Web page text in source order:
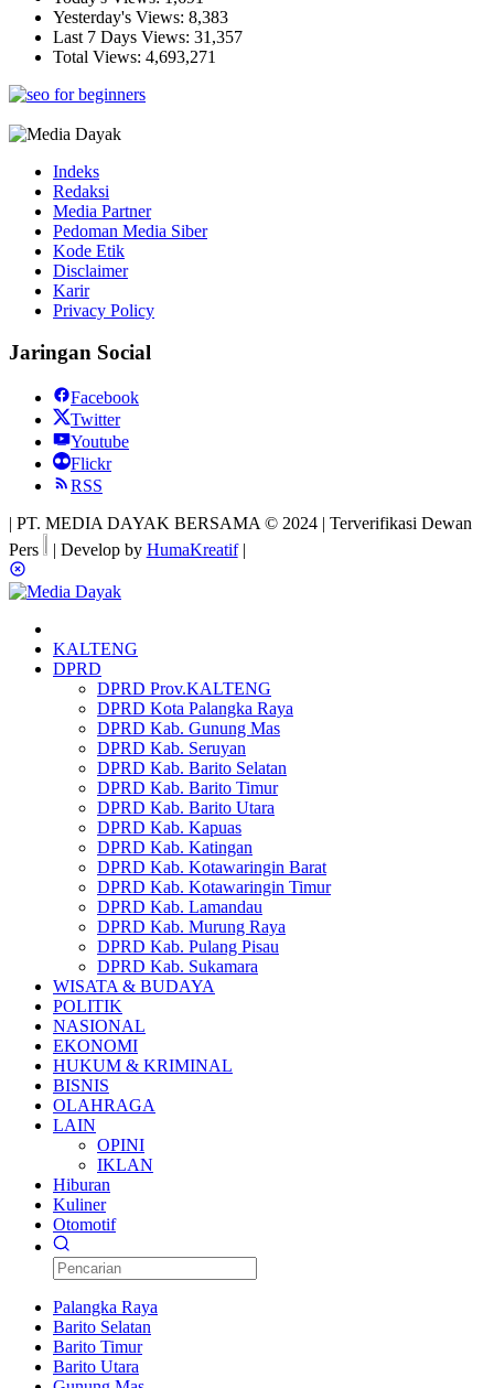
Yesterday's Views: 8,383
Last 7 Days Views: 31,357
Total Views: 4,693,271
Indeks
Redaksi
Media Partner
Pedoman Media Siber
Kode Etik
Disclaimer
Karir
Privacy Policy
Jaringan Social
Facebook
Twitter
Youtube
Flickr
RSS
| PT. MEDIA DAYAK BERSAMA © 2024 | Terverifikasi Dewan
Pers
| Develop by HumaKreatif|
KALTENG
DPRD
DPRD Prov.KALTENG
DPRD Kota Palangka Raya
DPRD Kab. Gunung Mas
DPRD Kab. Seruyan
DPRD Kab. Barito Selatan
DPRD Kab. Barito Timur
DPRD Kab. Barito Utara
DPRD Kab. Kapuas
DPRD Kab. Katingan
DPRD Kab. Kotawaringin Barat
DPRD Kab. Kotawaringin Timur
DPRD Kab. Lamandau
DPRD Kab. Murung Raya
DPRD Kab. Pulang Pisau
DPRD Kab. Sukamara
WISATA & BUDAYA
POLITIK
NASIONAL
EKONOMI
HUKUM & KRIMINAL
BISNIS
OLAHRAGA
LAIN
OPINI
IKLAN
Hiburan
Kuliner
Otomotif
Palangka Raya
Barito Selatan
Barito Timur
Barito Utara